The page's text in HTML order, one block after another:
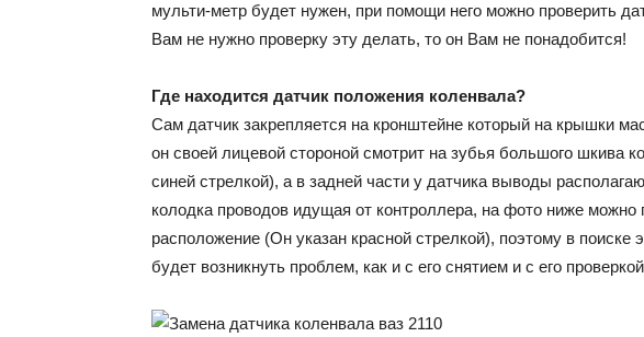
мульти-метр будет нужен, при помощи него можно проверить
Вам не нужно проверку эту делать, то он Вам не понадобится!
Где находится датчик положения коленвала?
Сам датчик закрепляется на кронштейне который на крышки
он своей лицевой стороной смотрит на зубья большого шкива
синей стрелкой), а в задней части у датчика выводы
колодка проводов идущая от контроллера, на фото ниже можно
расположение (Он указан красной стрелкой), поэтому в поиске
будет возникнуть проблем, как и с его снятием и с его